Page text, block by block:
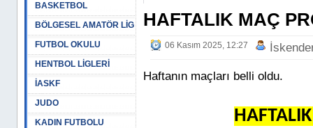
BASKETBOL
BÖLGESEL AMATÖR LİG
FUTBOL OKULU
HENTBOL LİGLERİ
İASKF
JUDO
KADIN FUTBOLU
HAFTALIK MAÇ
06 Kasım 2025, 12:27
Haftanın maçları belli oldu.